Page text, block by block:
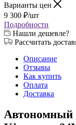
Варианты цен
9 300 ₽/шт
Подробности
Нашли дешевле?
Рассчитать
Описание
Отзывы
Как купить
Оплата
Доставка
Автономный